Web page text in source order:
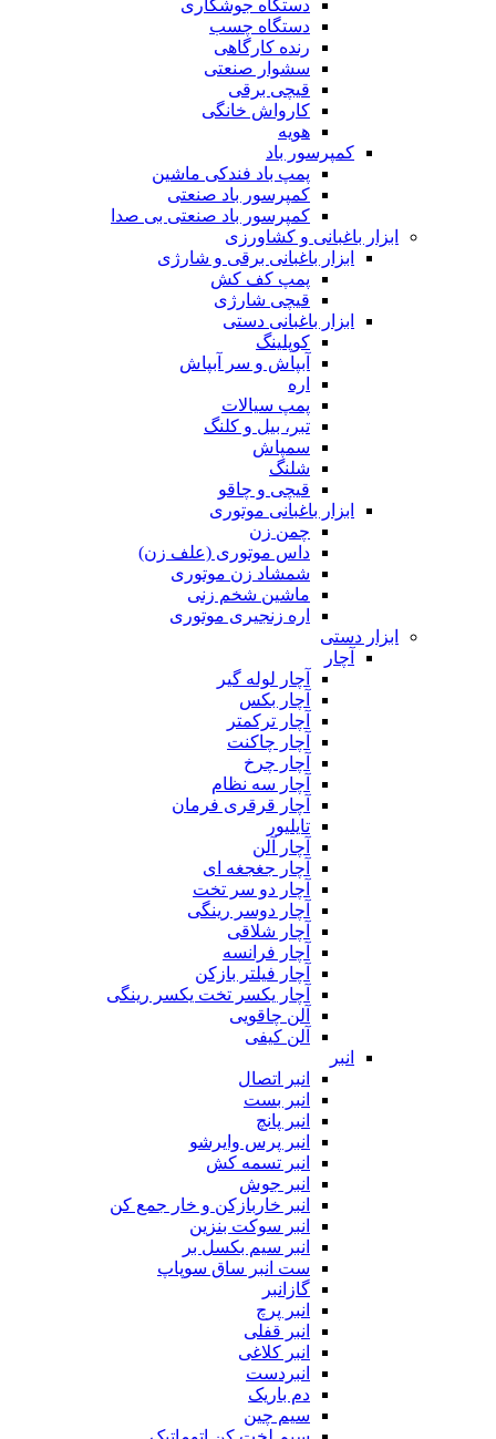
دستگاه جوشکاری
دستگاه چسب
رنده کارگاهی
سشوار صنعتی
قیچی برقی
کارواش خانگی
هویه
کمپرسور باد
پمپ باد فندکی ماشین
کمپرسور باد صنعتی
کمپرسور باد صنعتی بی صدا
ابزار باغبانی و کشاورزی
ابزار باغبانی برقی و شارژی
پمپ کف کش
قیچی شارژی
ابزار باغبانی دستی
کوپلینگ
آبپاش و سر آبپاش
اره
پمپ سیالات
تبر، بیل و کلنگ
سمپاش
شلنگ
قیچی و چاقو
ابزار باغبانی موتوری
چمن زن
داس موتوری (علف زن)
شمشاد زن موتوری
ماشین شخم زنی
اره زنجیری موتوری
ابزار دستی
آچار
آچار لوله گیر
آچار بکس
آچار ترکمتر
آچار چاکنت
آچار چرخ
آچار سه نظام
آچار قرقری فرمان
تایلیور
آچار آلن
آچار جغجغه ای
آچار دو سر تخت
آچار دوسر رینگی
آچار شلاقی
آچار فرانسه
آچار فیلتر بازکن
آچار یکسر تخت یکسر رینگی
آلن چاقویی
آلن کیفی
انبر
انبر اتصال
انبر بست
انبر پانچ
انبر پرس وایرشو
انبر تسمه کش
انبر جوش
انبر خاربازکن و خار جمع کن
انبر سوکت بنزین
انبر سیم بکسل بر
ست انبر ساق سوپاپ
گازانبر
انبر پرچ
انبر قفلی
انبر کلاغی
انبردست
دم باریک
سیم چین